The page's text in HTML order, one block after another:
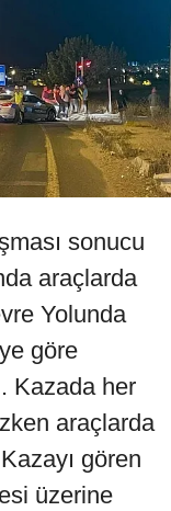
sonucu
araçlarda
Yolunda
göre
Kazada her
araçlarda
gören
üzerine